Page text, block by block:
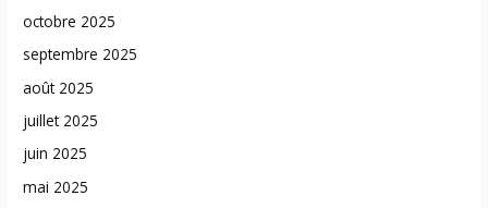
octobre 2025
septembre 2025
août 2025
juillet 2025
juin 2025
mai 2025